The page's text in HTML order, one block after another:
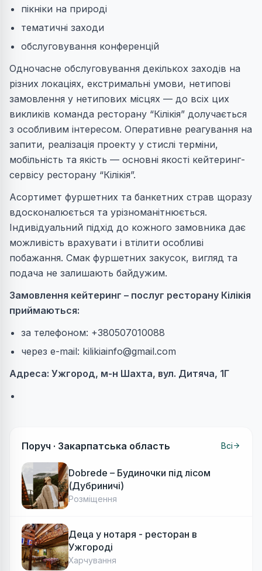
пікніки на природі
тематичні заходи
обслуговування конференцій
Одночасне обслуговування декількох заходів на
різних локаціях, екстримальні умови, нетипові
замовлення у нетипових місцях — до всіх цих
викликів команда ресторану “Кілікія” долучається
з особливим інтересом. Оперативне реагування на
запити, реалізація проекту у стислі терміни,
мобільність та якість — основні якості кейтеринг-
сервісу ресторану “Кілікія”.
Асортимет фуршетних та банкетних страв щоразу
вдосконалюється та урізноманітнюється.
Індивідуальний підхід до кожного замовника дає
можливість врахувати і втілити особливі
побажання. Смак фуршетних закусок, вигляд та
подача не залишають байдужим.
Замовлення кейтеринг – послуг ресторану Кілікія
приймаються:
за телефоном: +380507010088
через e-mail: kilikiainfo@gmail.com
Адреса: Ужгород, м-н Шахта, вул. Дитяча, 1Г
Поруч · Закарпатська область Всі
Dobrede – Будиночки під лісом
(Дубриничі)
Розміщення
Деца у нотаря - ресторан в
Ужгороді
Харчування